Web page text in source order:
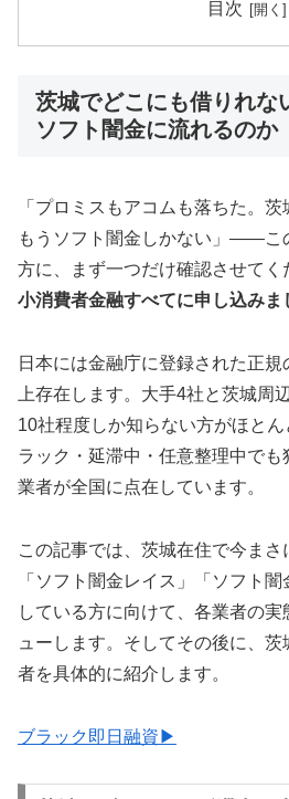
目次
茨城でどこにも借りれな
ソフト闇金に流れるのか
「プロミスもアコムも落ちた。茨
もうソフト闇金しかない」——こ
方に、まず一つだけ確認させてく
小消費者金融すべてに申し込みま
日本には金融庁に登録された正
上存在します。大手4社と茨城周
10社程度しか知らない方がほと
ラック・延滞中・任意整理中で
業者が全国に点在しています。
この記事では、茨城在住で今まさ
「ソフト闇金レイス」「ソフト
している方に向けて、各業者の
ューします。そしてその後に、
者を具体的に紹介します。
ブラック即日融資▶